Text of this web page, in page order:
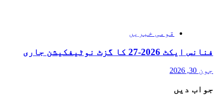
قومی خبریں
فنانس ایکٹ 2026-27 کا گزٹ نوٹیفکیشن جاری
جون 30, 2026
جواب دیں